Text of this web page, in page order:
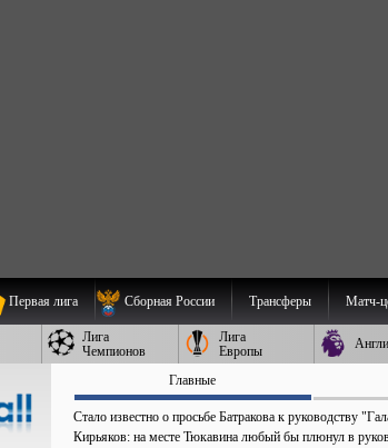
Первая лига Сборная России Трансферы Матч-
Лига
Чемпионов
Лига
Европы
Главные
Стало известно о просьбе Батракова к руководству
Кирьяков: на месте Тюкавина любый бы плюнул в